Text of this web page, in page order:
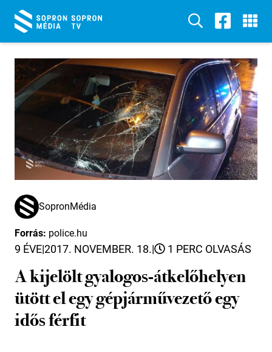
SopronMédia
Forrás: police.hu
9 ÉVE|2017. NOVEMBER. 18.| 1 PERC OLVASÁS
A kijelölt gyalogos-átkelőhelyen
ütött el egy gépjárművezető egy
idős férfit